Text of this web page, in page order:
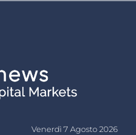
Venerdì 7 Agosto 2026